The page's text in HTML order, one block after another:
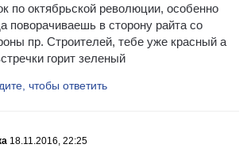
по октябрьской революции, особенно
поворачиваешь в сторону райта со
пр. Строителей, тебе уже красный а
горит зеленый
чтобы ответить
18.11.2016, 22:25